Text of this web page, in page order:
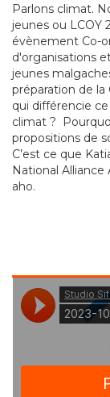
Parlons climat.
jeunes ou LCOY
évènement Co-
d'organisations
jeunes
préparation de la
qui différencie
climat ?
propositions de
C’est ce que
National Alliance
aho.